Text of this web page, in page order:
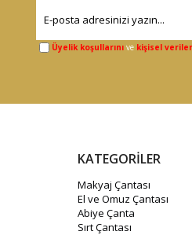
Üyelik koşullarınıve kişisel
KATEGORİLER
Makyaj Çantası
El ve Omuz Çantası
Abiye Çanta
Sırt Çantası